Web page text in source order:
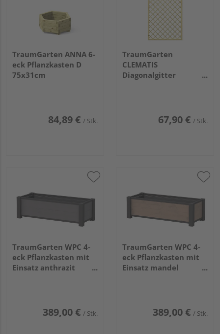
TraumGarten ANNA 6-
eck Pflanzkasten D
75x31cm
84,89 € / Stk.
TraumGarten
CLEMATIS
Diagonalgitter
67,90 € / Stk.
TraumGarten WPC 4-
eck Pflanzkasten mit
Einsatz anthrazit
389,00 € / Stk.
TraumGarten WPC 4-
eck Pflanzkasten mit
Einsatz mandel
389,00 € / Stk.